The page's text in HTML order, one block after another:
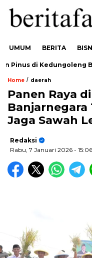
UMUM BERITA
di Kedungoleng
Home / daerah
Panen Raya
Banjarnegara
Jaga Sawah
Redaksi
Rabu, 7 Januari 2026 -